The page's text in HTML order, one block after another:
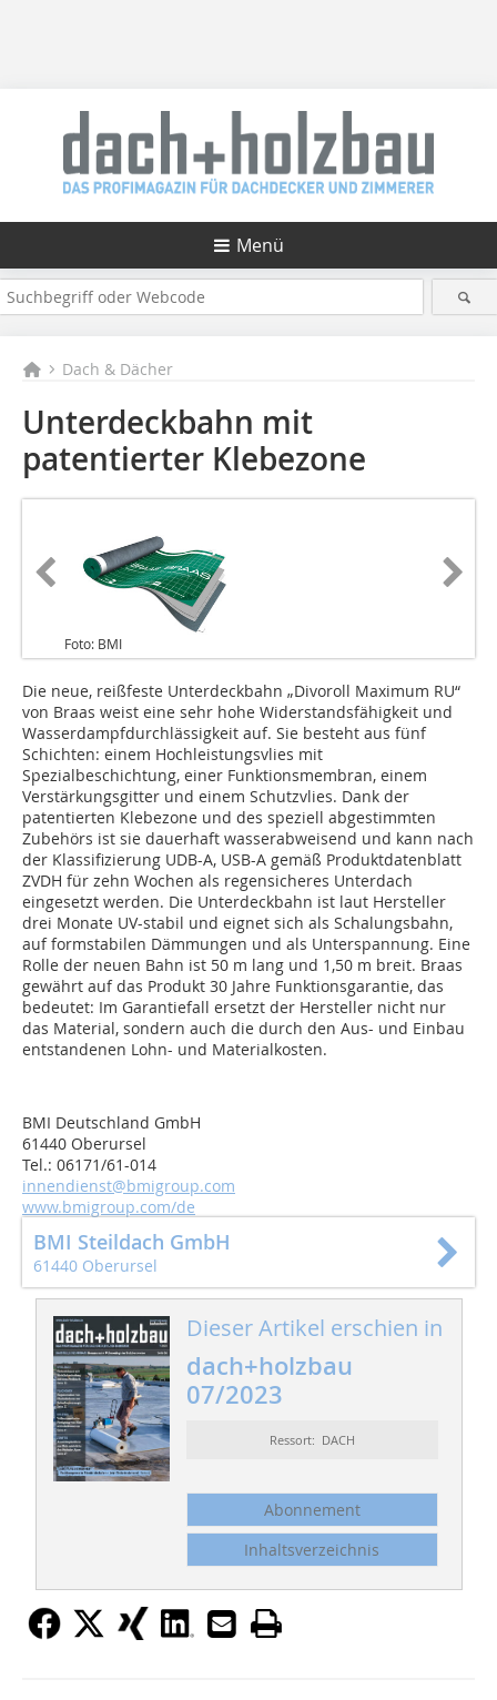
Menü
Dach & Dächer
Unterdeckbahn mit
patentierter Klebezone
Foto: BMI
Die neue, reißfeste Unterdeckbahn „Divoroll Maximum RU“
von Braas weist eine sehr hohe Widerstandsfähigkeit und
Wasserdampfdurchlässigkeit auf. Sie besteht aus fünf
Schichten: einem Hochleistungsvlies mit
Spezialbeschichtung, einer Funktionsmembran, einem
Verstärkungsgitter und einem Schutzvlies. Dank der
patentierten Klebezone und des speziell abgestimmten
Zubehörs ist sie dauerhaft wasserabweisend und kann nach
der Klassifizierung UDB-A, USB-A gemäß Produktdatenblatt
ZVDH für zehn Wochen als regensicheres Unterdach
eingesetzt werden. Die Unterdeckbahn ist laut Hersteller
drei Monate UV-stabil und eignet sich als Schalungsbahn,
auf formstabilen Dämmungen und als Unterspannung. Eine
Rolle der neuen Bahn ist 50 m lang und 1,50 m breit. Braas
gewährt auf das Produkt 30 Jahre Funktionsgarantie, das
bedeutet: Im Garantiefall ersetzt der Hersteller nicht nur
das Material, sondern auch die durch den Aus- und Einbau
entstandenen Lohn- und Materialkosten.
BMI Deutschland GmbH
61440 Oberursel
Tel.: 06171/61-014
innendienst@bmigroup.com
www.bmigroup.com/de
BMI Steildach GmbH
61440 Oberursel
Dieser Artikel erschien in
dach+holzbau
07/2023
Ressort: DACH
Abonnement
Inhaltsverzeichnis